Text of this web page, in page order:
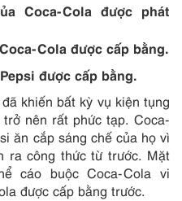
Coca-Cola được phát
Cola được cấp bằng.
được cấp bằng.
khiến bất kỳ vụ kiện tụng
nên rất phức tạp. Coca-
ăn cắp sáng chế của họ vì
ra công thức từ trước. Mặt
cáo buộc Coca-Cola vi
được cấp bằng trước.